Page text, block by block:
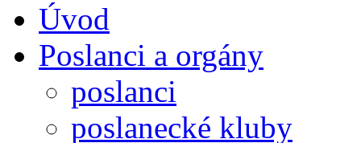
Úvod
Poslanci a orgány
poslanci
poslanecké kluby